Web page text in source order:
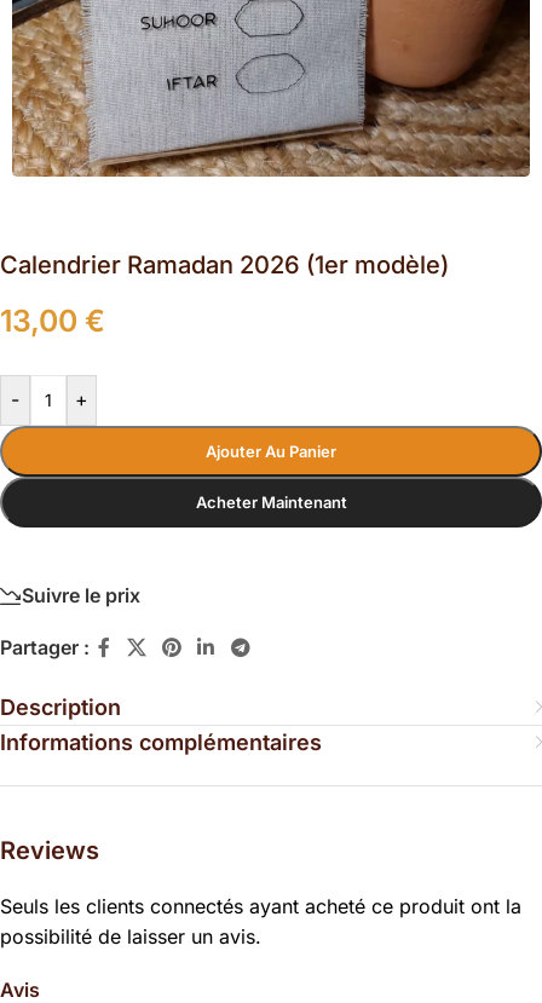
Calendrier Ramadan 2026 (1er modèle)
13,00 €
- +
Ajouter Au Panier
Acheter Maintenant
Suivre le prix
Partager :
Description
Informations complémentaires
Reviews
Avis
Seuls les clients connectés ayant acheté ce produit ont la
possibilité de laisser un avis.